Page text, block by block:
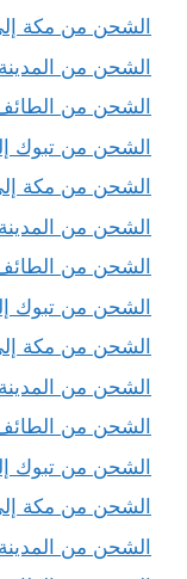
الشحن من مكة
الشحن من
الشحن من
الشحن من تبوك
الشحن من مكة
الشحن من
الشحن من
الشحن من تبوك
الشحن من مكة
الشحن من
الشحن من
الشحن من تبوك
الشحن من مكة
الشحن من المدينة